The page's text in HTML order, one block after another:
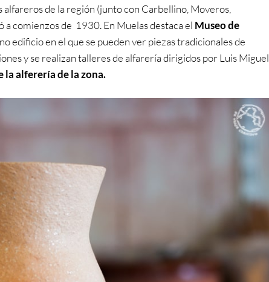
alfareros de la región (junto con Carbellino, Moveros,
comienzos de 1930. En Muelas destaca el Museo de
edificio en el que se pueden ver piezas tradicionales de
y se realizan talleres de alfarería dirigidos por Luis Miguel
la alferería de la zona.